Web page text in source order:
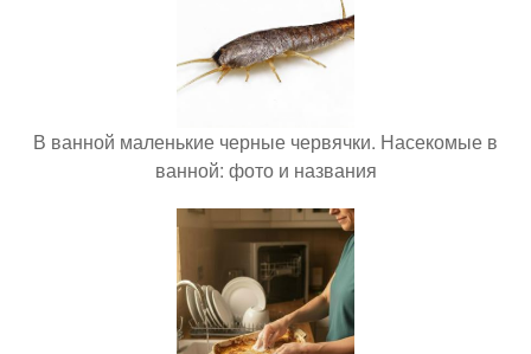
В ванной маленькие черные червячки. Насекомые в
ванной: фото и названия